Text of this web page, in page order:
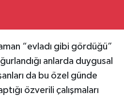
“evladı gibi gördüğü”
anlarda duygusal
da bu özel günde
özverili çalışmaları